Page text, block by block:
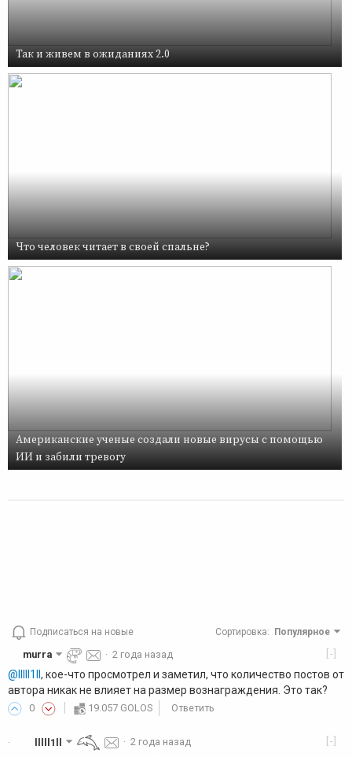
Так и живем в ожиданиях 2.0
Что человек читает в своей спальне?
Американские ученые создали новые вирусы с помощью
ИИ и забили тревогу
Подписаться на новые Сортировка: Популярное
[-]
murra ·2 года назад
@lllll1ll , кое-что просмотрел и заметил, что количество постов от
автора никак не влияет на размер вознаграждения. Это так?
0 19.057 GOLOS Ответить
· [-]
lllll1ll ·2 года назад